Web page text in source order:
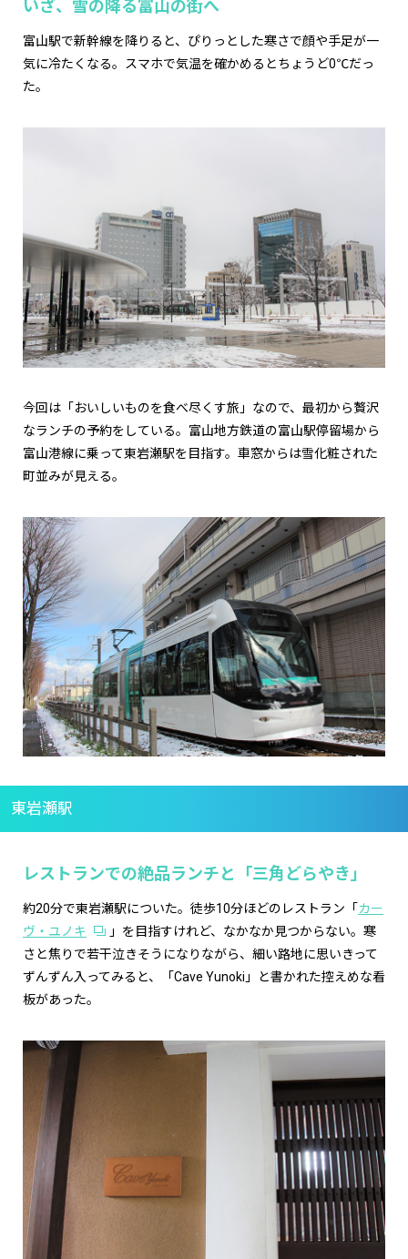
いざ、雪の降る富山の街へ
富山駅で新幹線を降りると、ぴりっとした寒さで顔や手足が一
気に冷たくなる。スマホで気温を確かめるとちょうど0℃だっ
た。
今回は「おいしいものを食べ尽くす旅」なので、最初から贅沢
なランチの予約をしている。富山地方鉄道の富山駅停留場から
富山港線に乗って東岩瀬駅を目指す。車窓からは雪化粧された
町並みが見える。
東岩瀬駅
レストランでの絶品ランチと「三角どらやき」
約20分で東岩瀬駅についた。徒歩10分ほどのレストラン「 カー
ヴ・ユノキ
」を目指すけれど、なかなか見つからない。寒
さと焦りで若干泣きそうになりながら、細い路地に思いきって
ずんずん入ってみると、「Cave Yunoki」と書かれた控えめな看
板があった。